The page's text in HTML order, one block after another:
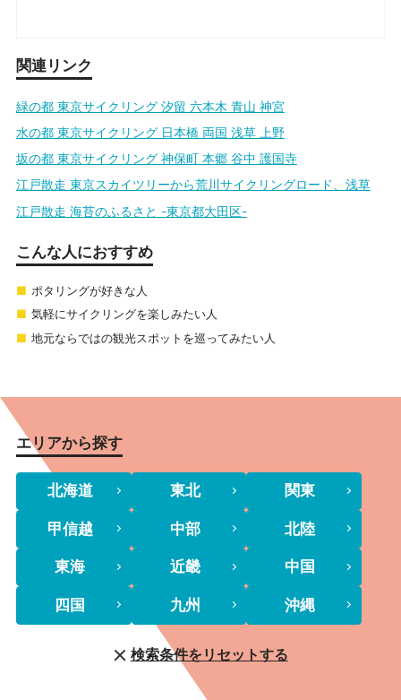
関連リンク
緑の都 東京サイクリング 汐留 六本木 青山 神宮
水の都 東京サイクリング 日本橋 両国 浅草 上野
坂の都 東京サイクリング 神保町 本郷 谷中 護国寺
江戸散走 東京スカイツリーから荒川サイクリングロード、浅草
江戸散走 海苔のふるさと -東京都大田区-
こんな人におすすめ
ポタリングが好きな人
気軽にサイクリングを楽しみたい人
地元ならではの観光スポットを巡ってみたい人
エリアから探す
北海道 東北 関東
甲信越 中部 北陸
東海 近畿 中国
四国 九州 沖縄
検索条件をリセットする